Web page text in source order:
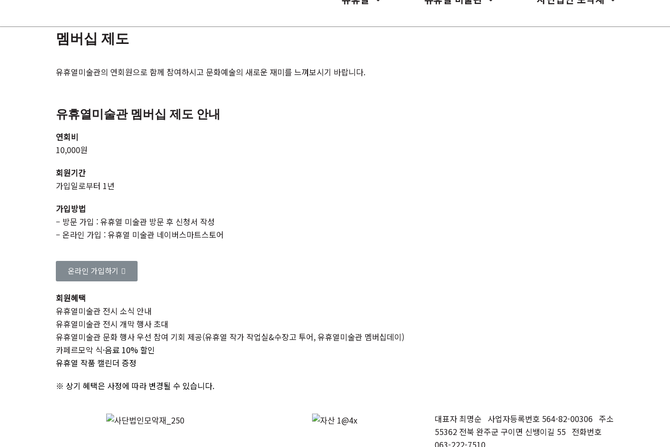
콘
멤버십 제도
유휴열미술관의 연회원으로 함께 참여하시고 문화예술의 새로운 재미를 느껴보시기 바랍니다.
유휴열미술관 멤버십 제도 안내
연회비
10,000원
회원기간
가입일로부터 1년
가입방법
– 방문 가입 : 유휴열 미술관 방문 후 신청서 작성
– 온라인 가입 : 유휴열 미술관 네이버스마트스토어
온라인 가입하기
회원혜택
유휴열미술관 전시 소식 안내
유휴열미술관 전시 개막 행사 초대
유휴열미술관 문화 행사 우선 참여 기회 제공(유휴열 작가 작업실&수장고 투어, 유휴열미술관 멤버십데이)
카페르모악 식·음료 10% 할인
유휴열 작품 캘린더 증정
※ 상기 혜택은 사정에 따라 변경될 수 있습니다.
대표자 최명순 사업자등록번호 564-82-00306 주소
55362 전북 완주군 구이면 신뱅이길 55 전화번호
063-222-7510